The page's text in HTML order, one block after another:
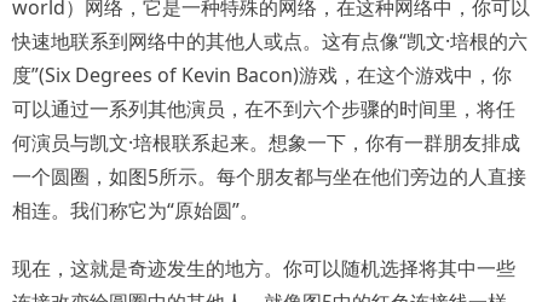
world）网络，它是一种特殊的网络，在这种网络中，你可以
快速地联系到网络中的其他人或点。这有点像“凯文·培根的六
度”(Six Degrees of Kevin Bacon)游戏，在这个游戏中，你
可以通过一系列其他演员，在不到六个步骤的时间里，将任
何演员与凯文·培根联系起来。想象一下，你有一群朋友排成
一个圆圈，如图5所示。每个朋友都与坐在他们旁边的人直接
相连。我们称它为“原始圆”。
现在，这就是奇迹发生的地方。你可以随机选择将其中一些